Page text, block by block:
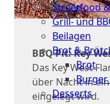
Streetfood
Grill- und
Beilagen
Brot &
Brot
Burger
Desserts
BBQ Pit: Key
Das Key West
über Nacht in
eingelegt wird.